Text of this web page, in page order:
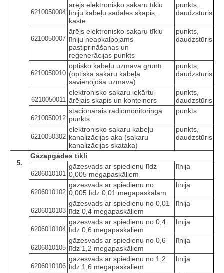
6210050004
ārējs elektronisko sakaru tīklu
līniju kabeļu sadales skapis,
kaste
punkts,
daudzstūris
6210050007
ārējs elektronisko sakaru tīklu
līniju neapkalpojams
pastiprināšanas un
reģenerācijas punkts
punkts,
daudzstūris
6210050010
optisko kabeļu uzmava gruntī
(optiskā sakaru kabeļa
savienojošā uzmava)
punkts,
daudzstūris
6210050011
elektronisko sakaru iekārtu
ārējais skapis un konteiners
punkts,
daudzstūris
6210050012
stacionārais radiomonitoringa
punkts
punkts
6210050302
elektronisko sakaru kabeļu
kanalizācijas aka (sakaru
kanalizācijas skataka)
punkts,
daudzstūris
5.
Gāzapgādes tīkli
6206010101
gāzesvads ar spiedienu līdz
0,005 megapaskāliem
līnija
6206010102
gāzesvads ar spiedienu no
0,005 līdz 0,01 megapaskālam
līnija
6206010103
gāzesvads ar spiedienu no 0,01
līdz 0,4 megapaskāliem
līnija
6206010104
gāzesvads ar spiedienu no 0,4
līdz 0,6 megapaskāliem
līnija
6206010105
gāzesvads ar spiedienu no 0,6
līdz 1,2 megapaskāliem
līnija
6206010106
gāzesvads ar spiedienu no 1,2
līdz 1,6 megapaskāliem
līnija